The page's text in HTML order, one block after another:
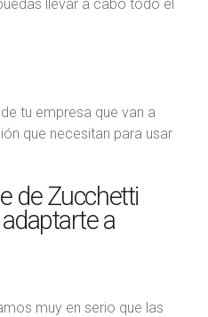
llevar a cabo todo el
tu empresa que van a
que necesitan para usar
de Zucchetti
a
muy en serio que las